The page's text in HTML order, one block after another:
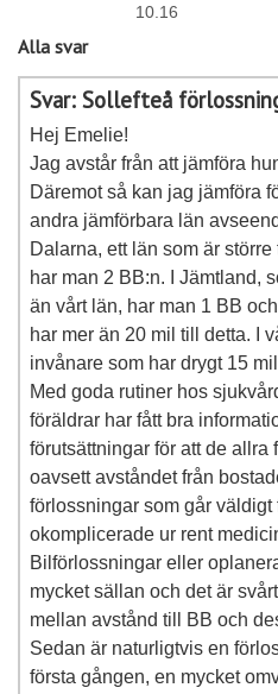
10.16
Alla svar
Svar: Sollefteå
Hej Emelie!
Jag avstår från att jämföra
Däremot så kan jag jämföra
andra jämförbara län
Dalarna, ett län som är
har man 2 BB:n. I Jämtland,
än vårt län, har man 1 BB
har mer än 20 mil till detta. I
invånare som har drygt 15
Med goda rutiner hos
föräldrar har fått bra
förutsättningar för att de allra
oavsett avståndet från
förlossningar som går väldigt
okomplicerade ur rent
Bilförlossningar eller
mycket sällan och det är
mellan avstånd till BB och
Sedan är naturligtvis en
första gången, en mycket